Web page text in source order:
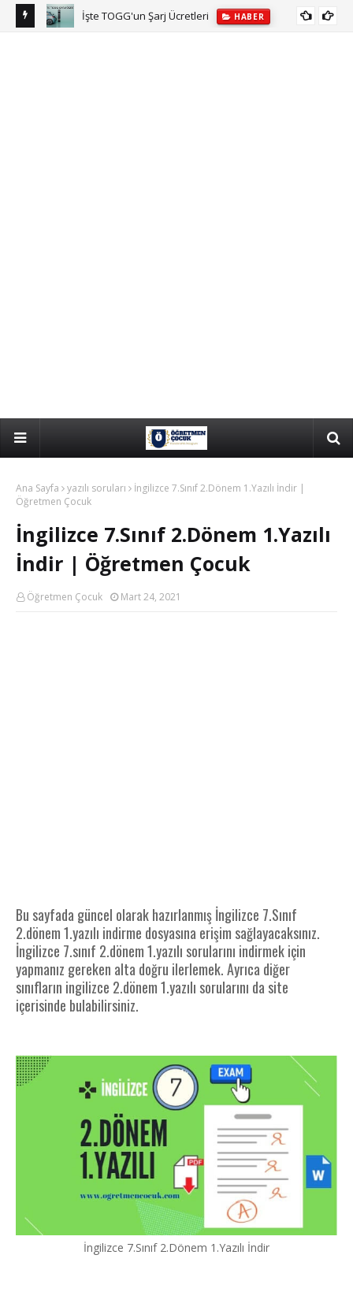
İşte TOGG'un Şarj Ücretleri HABER
Ana Sayfa yazılı soruları
İngilizce 7.Sınıf 2.Dönem 1.Yazılı İndir |
Öğretmen Çocuk
İngilizce 7.Sınıf 2.Dönem 1.Yazılı
İndir | Öğretmen Çocuk
Öğretmen Çocuk Mart 24, 2021
Bu sayfada güncel olarak hazırlanmış İngilizce 7.Sınıf
2.dönem 1.yazılı indirme dosyasına erişim sağlayacaksınız.
İngilizce 7.sınıf 2.dönem 1.yazılı sorularını indirmek için
yapmanız gereken alta doğru ilerlemek. Ayrıca diğer
sınıfların ingilizce 2.dönem 1.yazılı sorularını da site
içerisinde bulabilirsiniz.
İngilizce 7.Sınıf 2.Dönem 1.Yazılı İndir